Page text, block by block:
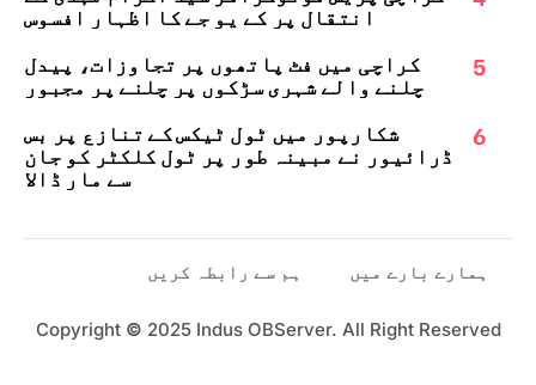
انتقال پر کے یو جے کا اظہارِ افسوس
5
کراچی میں فٹ پاتھوں پر تجاوزات، پیدل
چلنے والے شہری سڑکوں پر چلنے پر مجبور
6
شکارپور میں ٹول ٹیکس کے تنازع پر بس
ڈرائیور نے مبینہ طور پر ٹول کلکٹر کو جان
سے مار ڈالا
ہمارے بارے میں ہم سے رابطہ کریں
Copyright © 2025 Indus OBServer. All Right Reserved